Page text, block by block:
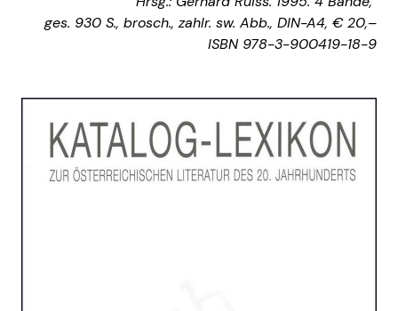
ges. 930 S., brosch., zahlr. sw. Abb., DIN-A4, € 20,–
ISBN 978-3-900419-18-9